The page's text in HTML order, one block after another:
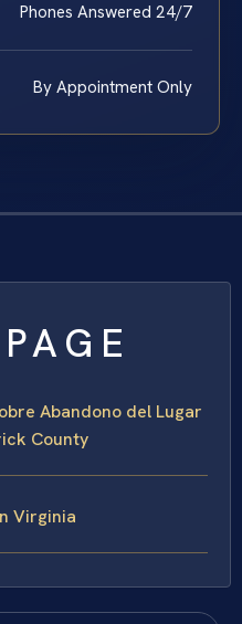
Phones Answered 24/7
By Appointment Only
Abandono del Lugar
County
Virginia